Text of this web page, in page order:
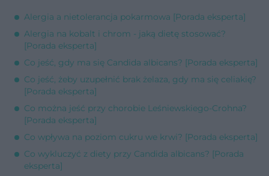
Alergia a nietolerancja pokarmowa [Porada eksperta]
Alergia na kobalt i chrom - jaką dietę stosować?
[Porada eksperta]
Co jeść, gdy ma się Candida albicans? [Porada eksperta]
Co jeść, żeby uzupełnić brak żelaza, gdy ma się celiakię?
[Porada eksperta]
Co można jeść przy chorobie Leśniewskiego-Crohna?
[Porada eksperta]
Co wpływa na poziom cukru we krwi? [Porada eksperta]
Co wykluczyć z diety przy Candida albicans? [Porada
eksperta]